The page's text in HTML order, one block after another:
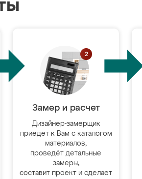
Замер и расчет
Дизайнер-замерщик
приедет к Вам с каталогом
материалов,
проведёт детальные
замеры,
составит проект и сделает